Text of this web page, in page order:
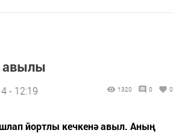
авылы
- 12:19 1320 0 0
йортлы кечкенә авыл. Аның